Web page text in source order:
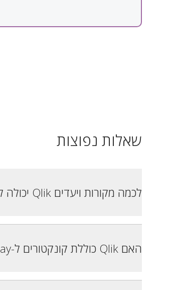
שאלות נפוצות
לכמה מקורות ויעדים Qlik יכולה להתחבר?
האם Qlik כוללת קונקטורים ל-Salesforce ,SAP ,Workday או Marketo?